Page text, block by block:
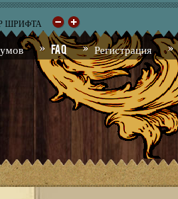
ШРИФТА
FAQ Регистрация